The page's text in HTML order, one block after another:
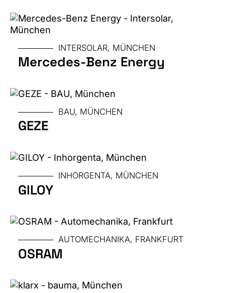
INTERSOLAR, MÜNCHEN
Mercedes-Benz Energy
GRÖSSE
BAU, MÜNCHEN
GEZE
INHORGENTA, MÜNCHEN
GILOY
GRÖSSE
AUTOMECHANIKA, FRANKFURT
OSRAM
GRÖSSE